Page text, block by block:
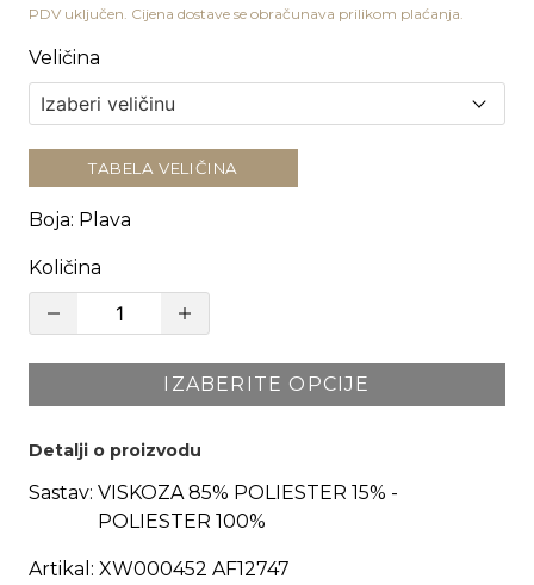
PDV uključen. Cijena dostave se obračunava prilikom plaćanja.
Veličina
TABELA VELIČINA
Boja: Plava
Količina
IZABERITE OPCIJE
Detalji o proizvodu
Sastav: VISKOZA 85% POLIESTER 15% -
POLIESTER 100%
Artikal: XW000452 AF12747